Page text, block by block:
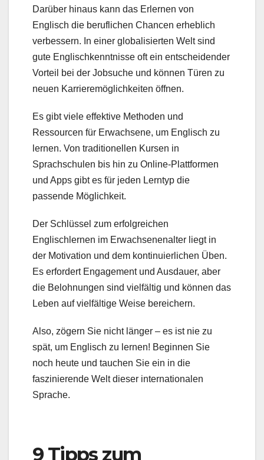
Darüber hinaus kann das Erlernen von
Englisch die beruflichen Chancen erheblich
verbessern. In einer globalisierten Welt sind
gute Englischkenntnisse oft ein entscheidender
Vorteil bei der Jobsuche und können Türen zu
neuen Karrieremöglichkeiten öffnen.
Es gibt viele effektive Methoden und
Ressourcen für Erwachsene, um Englisch zu
lernen. Von traditionellen Kursen in
Sprachschulen bis hin zu Online-Plattformen
und Apps gibt es für jeden Lerntyp die
passende Möglichkeit.
Der Schlüssel zum erfolgreichen
Englischlernen im Erwachsenenalter liegt in
der Motivation und dem kontinuierlichen Üben.
Es erfordert Engagement und Ausdauer, aber
die Belohnungen sind vielfältig und können das
Leben auf vielfältige Weise bereichern.
Also, zögern Sie nicht länger – es ist nie zu
spät, um Englisch zu lernen! Beginnen Sie
noch heute und tauchen Sie ein in die
faszinierende Welt dieser internationalen
Sprache.
9 Tipps zum